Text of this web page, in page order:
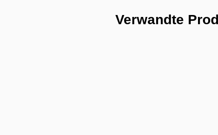
Verwandte